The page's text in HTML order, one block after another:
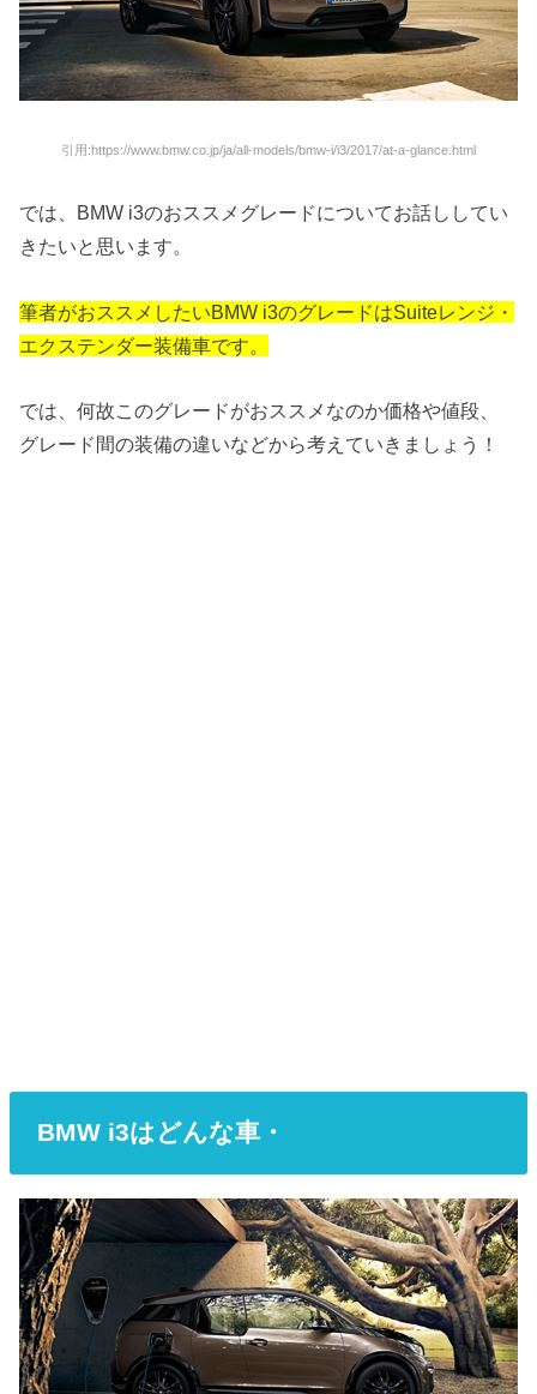
引用:https://www.bmw.co.jp/ja/all-models/bmw-i/i3/2017/at-a-glance.html
では、BMW i3のおススメグレードについてお話ししてい
きたいと思います。
筆者がおススメしたいBMW i3のグレードはSuiteレンジ・
エクステンダー装備車です。
では、何故このグレードがおススメなのか価格や値段、
グレード間の装備の違いなどから考えていきましょう！
BMW i3はどんな車・